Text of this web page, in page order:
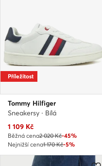
Příležitost
Tommy Hilfiger
Sneakersy · Bílá
Aktuální cena
1 109 Kč
Běžná cena2 020 Kč-45%
Nejnižší cena1 170 Kč-5%